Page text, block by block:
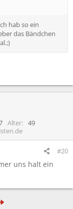
hab so ein
das Bändchen
Alter
49
#20
uns halt ein